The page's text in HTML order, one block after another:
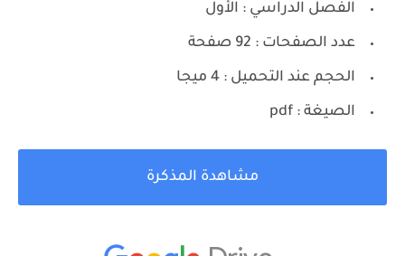
الفصل الدراسي : الأول
عدد الصفحات : 92 صفحة
الحجم عند التحميل : 4 ميجا
الصيغة : pdf
مشاهدة المذكرة